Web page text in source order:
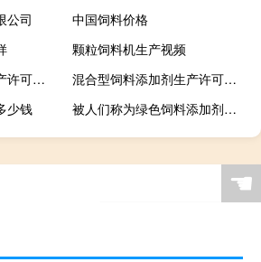
公司
中国饲料价格
颗粒饲料机生产视频
添加剂预混合饲料生产许可申报材料要求
混合型饲料添加剂生产许可证可以生产动物用奶粉吗?
少钱
被人们称为绿色饲料添加剂的是
☚